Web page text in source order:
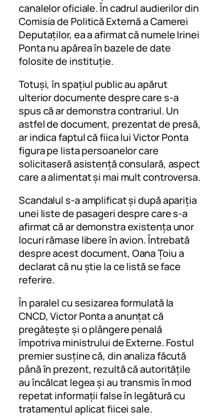
canalelor oficiale. În cadrul audierilor din
Comisia de Politică Externă a Camerei
Deputaților, ea a afirmat că numele Irinei
Ponta nu apărea în bazele de date
folosite de instituție.
Totuși, în spațiul public au apărut
ulterior documente despre care s-a
spus că ar demonstra contrariul. Un
astfel de document, prezentat de presă,
ar indica faptul că fiica lui Victor Ponta
figura pe lista persoanelor care
solicitaseră asistență consulară, aspect
care a alimentat și mai mult controversa.
Scandalul s-a amplificat și după apariția
unei liste de pasageri despre care s-a
afirmat că ar demonstra existența unor
locuri rămase libere în avion. Întrebată
despre acest document, Oana Țoiu a
declarat că nu știe la ce listă se face
referire.
În paralel cu sesizarea formulată la
CNCD, Victor Ponta a anunțat că
pregătește și o plângere penală
împotriva ministrului de Externe. Fostul
premier susține că, din analiza făcută
până în prezent, rezultă că autoritățile
au încălcat legea și au transmis în mod
repetat informații false în legătură cu
tratamentul aplicat fiicei sale.